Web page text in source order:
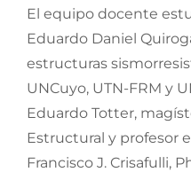
El equipo docente
Eduardo Daniel
estructuras
UNCuyo, UTN-FRM y
Eduardo Totter,
Estructural y profesor
Francisco J. Crisafulli,